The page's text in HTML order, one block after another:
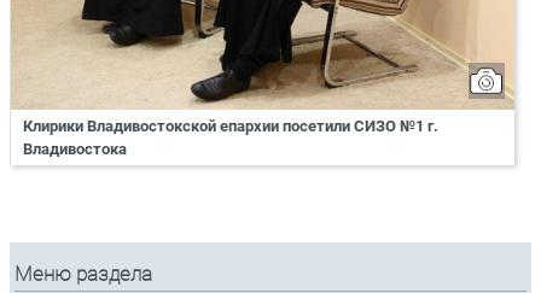
Клирики Владивостокской епархии посетили СИЗО №1 г.
Владивостока
Меню раздела